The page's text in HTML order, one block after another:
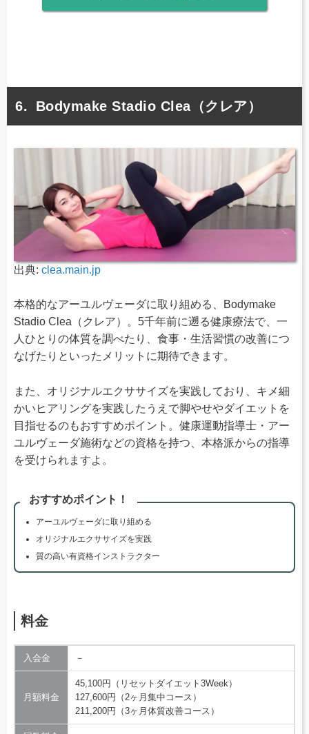
Bodymake Stadio Clea（クレア）
出典: clea.main.jp
本格的なアーユルヴェーダに取り組める、Bodymake
Stadio Clea（クレア）。5千年前に遡る健康療法で、一
人ひとりの体質を調べたり、食事・生活習慣の改善につ
なげたりといったメリットに期待できます。
また、オリジナルエクササイズを実践しており、キメ細
かいヒアリングを実践したうえで脚やせやダイエットを
目指せるのもおすすめポイント。健康運動指導士・アー
ユルヴェーダ施術などの資格を持つ、本格派からの指導
を受けられますよ。
おすすめポイント！
アーユルヴェーダに取り組める
オリジナルエクササイズを実践
質の高い有資格インストラクター
料金
入会金 －
月額料金
45,100円（リセットダイエット3Week）
127,600円（2ヶ月集中コース）
211,200円（3ヶ月体質改善コース）